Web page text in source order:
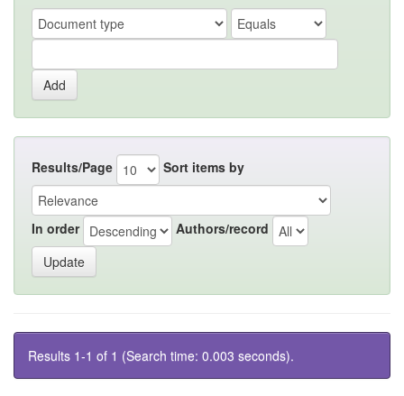
Results/Page Sort items by
In order Authors/record
Results 1-1 of 1 (Search time: 0.003 seconds).